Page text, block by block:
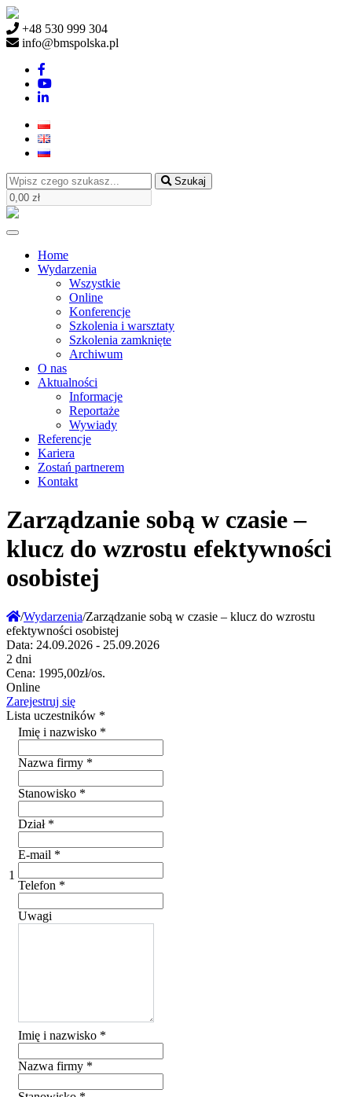
+48 530 999 304
info@bmspolska.pl
Szukaj
Home
Wydarzenia
Wszystkie
Online
Konferencje
Szkolenia i warsztaty
Szkolenia zamknięte
Archiwum
O nas
Aktualności
Informacje
Reportaże
Wywiady
Referencje
Kariera
Zostań partnerem
Kontakt
Zarządzanie sobą w czasie –
klucz do wzrostu efektywności
osobistej
/Wydarzenia/Zarządzanie sobą w czasie – klucz do wzrostu
efektywności osobistej
Data: 24.09.2026 - 25.09.2026
2 dni
Cena: 1995,00zł/os.
Online
Zarejestruj się
Lista uczestników *
1
Imię i nazwisko *
Nazwa firmy *
Stanowisko *
Dział *
E-mail *
Telefon *
Uwagi
Imię i nazwisko *
Nazwa firmy *